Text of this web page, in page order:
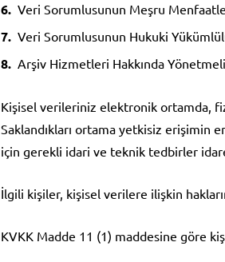
Veri Sorumlusunun Meşru
Veri Sorumlusunun Hukuki
Arşiv Hizmetleri Hakkında
Kişisel verileriniz elektronik ortamda,
Saklandıkları ortama yetkisiz erişimin
için gerekli idari ve teknik tedbirler
İlgili kişiler, kişisel verilere ilişkin
KVKK Madde 11 (1) maddesine göre